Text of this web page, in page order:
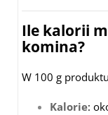
Ile kalorii
komina?
W 100 g
Kalorie: